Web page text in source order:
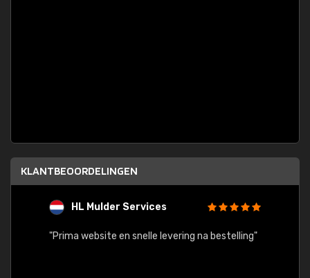
KLANTBEOORDELINGEN
HL Mulder Services
"Prima website en snelle levering na bestelling"